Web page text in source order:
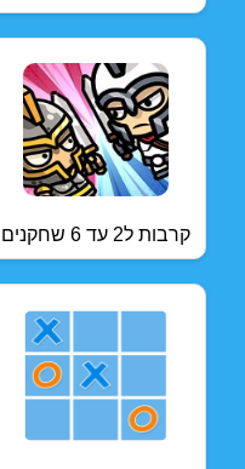
קרבות ל2 עד 6 שחקנים